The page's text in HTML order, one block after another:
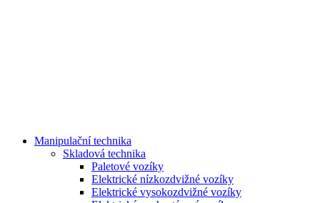
Manipulační technika
Skladová technika
Paletové vozíky
Elektrické nízkozdvižné vozíky
Elektrické vysokozdvižné vozíky